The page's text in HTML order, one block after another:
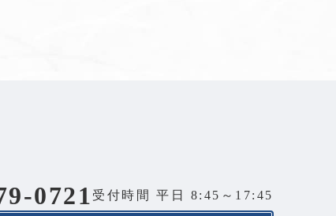
0721 受付時間 平日 8:45～17:45